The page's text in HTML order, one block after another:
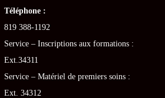
Téléphone :
819 388-1192
Service – Inscriptions aux formations :
Ext.34311
Service – Matériel de premiers soins :
Ext. 34312